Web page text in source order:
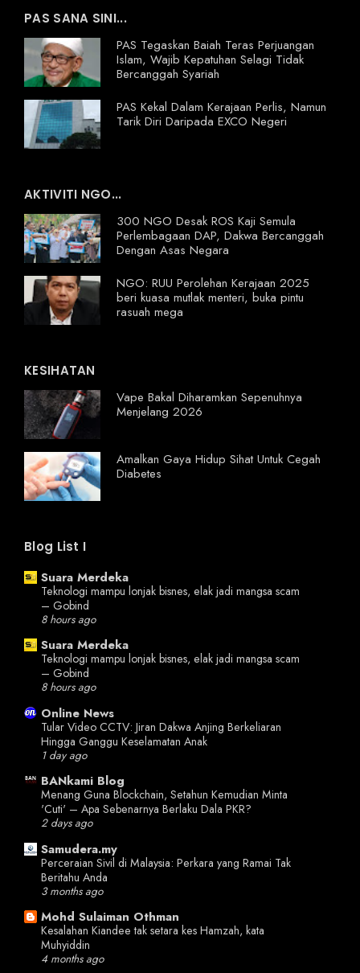
PAS SANA SINI...
PAS Tegaskan Baiah Teras Perjuangan
Islam, Wajib Kepatuhan Selagi Tidak
Bercanggah Syariah
PAS Kekal Dalam Kerajaan Perlis, Namun
Tarik Diri Daripada EXCO Negeri
AKTIVITI NGO...
300 NGO Desak ROS Kaji Semula
Perlembagaan DAP, Dakwa Bercanggah
Dengan Asas Negara
NGO: RUU Perolehan Kerajaan 2025
beri kuasa mutlak menteri, buka pintu
rasuah mega
KESIHATAN
Vape Bakal Diharamkan Sepenuhnya
Menjelang 2026
Amalkan Gaya Hidup Sihat Untuk Cegah
Diabetes
Blog List I
Suara Merdeka
Teknologi mampu lonjak bisnes, elak jadi mangsa scam
– Gobind
8 hours ago
Suara Merdeka
Teknologi mampu lonjak bisnes, elak jadi mangsa scam
– Gobind
8 hours ago
Online News
Tular Video CCTV: Jiran Dakwa Anjing Berkeliaran
Hingga Ganggu Keselamatan Anak
1 day ago
BANkami Blog
Menang Guna Blockchain, Setahun Kemudian Minta
'Cuti' – Apa Sebenarnya Berlaku Dala PKR?
2 days ago
Samudera.my
Perceraian Sivil di Malaysia: Perkara yang Ramai Tak
Beritahu Anda
3 months ago
Mohd Sulaiman Othman
Kesalahan Kiandee tak setara kes Hamzah, kata
Muhyiddin
4 months ago